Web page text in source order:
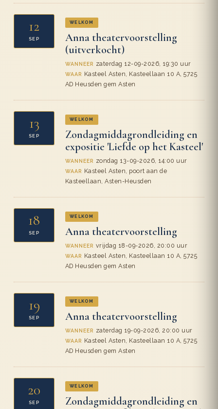
12
SEP
WELKOM
Anna theatervoorstelling
(uitverkocht)
WANNEER zaterdag 12-09-2026, 19:30 uur
WAAR Kasteel Asten, Kasteellaan 10 A, 5725
AD Heusden gem Asten
13
SEP
WELKOM
Zondagmiddagrondleiding en
expositie 'Liefde op het Kasteel'
WANNEER zondag 13-09-2026, 14:00 uur
WAAR Kasteel Asten, poort aan de
Kasteellaan, Asten-Heusden
18
SEP
WELKOM
Anna theatervoorstelling
WANNEER vrijdag 18-09-2026, 20:00 uur
WAAR Kasteel Asten, Kasteellaan 10 A, 5725
AD Heusden gem Asten
19
SEP
WELKOM
Anna theatervoorstelling
WANNEER zaterdag 19-09-2026, 20:00 uur
WAAR Kasteel Asten, Kasteellaan 10 A, 5725
AD Heusden gem Asten
20
SEP
WELKOM
Zondagmiddagrondleiding en